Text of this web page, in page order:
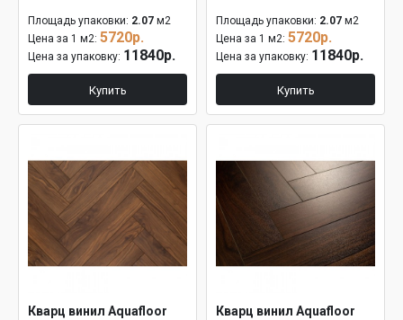
Площадь упаковки: 2.07 м2
Цена за 1 м2: 5720р.
Цена за упаковку: 11840р.
Купить
Площадь упаковки: 2.07 м2
Цена за 1 м2: 5720р.
Цена за упаковку: 11840р.
Купить
Кварц винил Aquafloor
Кварц винил Aquafloor